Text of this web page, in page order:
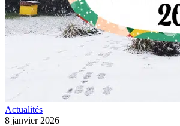
Belle
année
Actualités
8 janvier 2026